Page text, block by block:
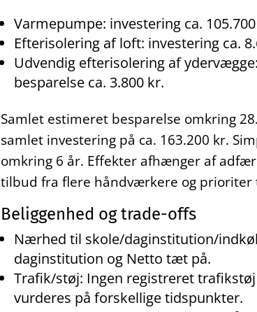
Varmepumpe: investering ca.
Efterisolering af loft: investering ca.
Udvendig efterisolering af
besparelse ca. 3.800 kr.
Samlet estimeret besparelse omkring
samlet investering på ca. 163.200 kr.
omkring 6 år. Effekter afhænger af
tilbud fra flere håndværkere og prioriter
Beliggenhed og trade-offs
Nærhed til skole/daginstitution/
daginstitution og Netto tæt på.
Trafik/støj: Ingen registreret
vurderes på forskellige tidspunkter.